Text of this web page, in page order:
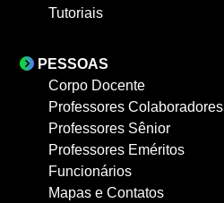
Tutoriais
PESSOAS
Corpo Docente
Professores Colaboradores
Professores Sênior
Professores Eméritos
Funcionários
Mapas e Contatos